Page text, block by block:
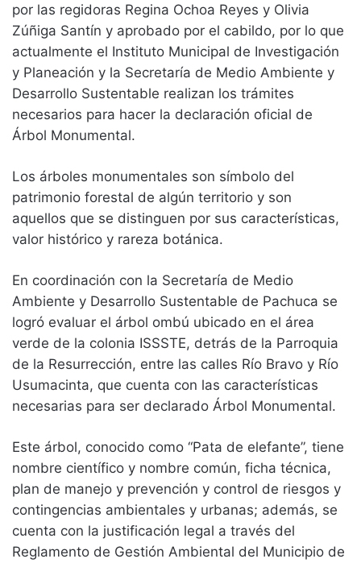
por las regidoras Regina Ochoa Reyes y Olivia
Zúñiga Santín y aprobado por el cabildo, por lo que
actualmente el Instituto Municipal de Investigación
y Planeación y la Secretaría de Medio Ambiente y
Desarrollo Sustentable realizan los trámites
necesarios para hacer la declaración oficial de
Árbol Monumental.
Los árboles monumentales son símbolo del
patrimonio forestal de algún territorio y son
aquellos que se distinguen por sus características,
valor histórico y rareza botánica.
En coordinación con la Secretaría de Medio
Ambiente y Desarrollo Sustentable de Pachuca se
logró evaluar el árbol ombú ubicado en el área
verde de la colonia ISSSTE, detrás de la Parroquia
de la Resurrección, entre las calles Río Bravo y Río
Usumacinta, que cuenta con las características
necesarias para ser declarado Árbol Monumental.
Este árbol, conocido como “Pata de elefante”, tiene
nombre científico y nombre común, ficha técnica,
plan de manejo y prevención y control de riesgos y
contingencias ambientales y urbanas; además, se
cuenta con la justificación legal a través del
Reglamento de Gestión Ambiental del Municipio de